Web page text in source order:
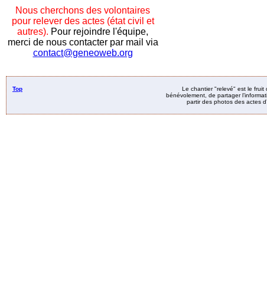
Nous cherchons des volontaires
pour relever des actes (état civil et
autres). Pour rejoindre l'équipe,
merci de nous contacter par mail via
contact@geneoweb.org
Top
Le chantier "relevé" est le fruit
bénévolement, de partager
partir des photos des actes